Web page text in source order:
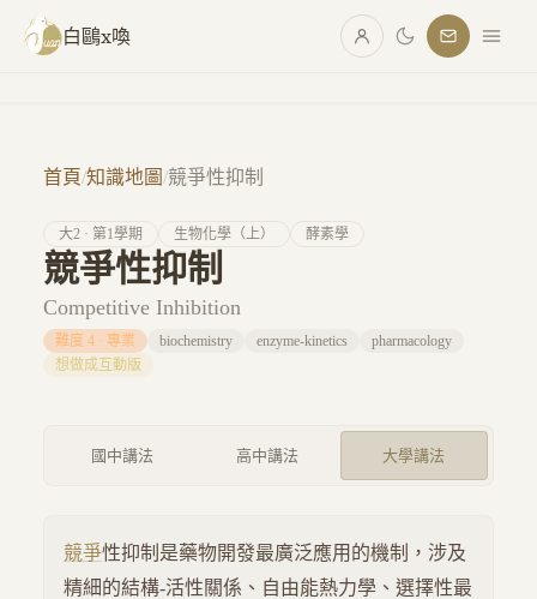
跳至主要內容
白鷗x喚
首頁/知識地圖/競爭性抑制
大2 · 第1學期 生物化學（上） 酵素學
競爭性抑制
Competitive Inhibition
難度 4 · 專業 biochemistry enzyme-kinetics
pharmacology
想做成互動版
國中講法 高中講法 大學講法
競爭性抑制是藥物開發最廣泛應用的機制，涉及
精細的結構-活性關係、自由能熱力學、選擇性最